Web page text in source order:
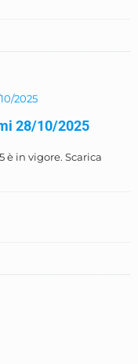
28/10/2025
è in vigore. Scarica